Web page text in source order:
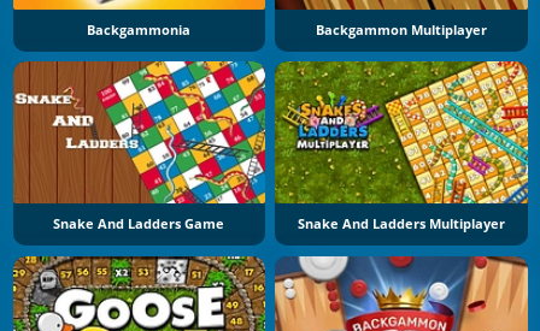
Backgammonia Backgammon Multiplayer
Snake And Ladders Game Snake And Ladders Multiplayer